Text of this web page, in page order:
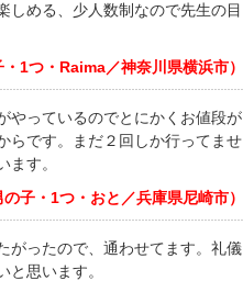
しめる、少人数制なので先生の目
・1つ・Raima／神奈川県横浜市）
やっているのでとにかくお値段が
らです。まだ２回しか行ってませ
す。
の子・1つ・おと／兵庫県尼崎市）
がったので、通わせてます。礼儀
思います。